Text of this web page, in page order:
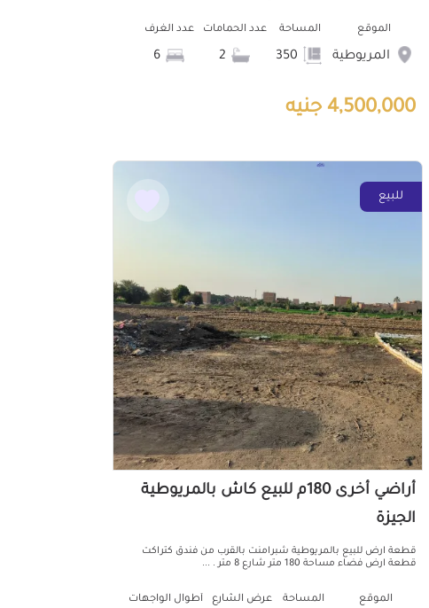
الموقع
المريوطية
المساحة عدد الحمامات عدد الغرف
6
4,500,000 جنيه
للبيع
أراضي أخرى 180م للبيع كاش بالمريوطية
الجيزة
قطعة ارض للبيع بالمريوطية شبرامنت بالقرب من فندق كتراكت
قطعة ارض فضاء مساحة 180 متر شارع 8 متر . ...
الموقع المساحة عرض الشارع أطوال الواجهات